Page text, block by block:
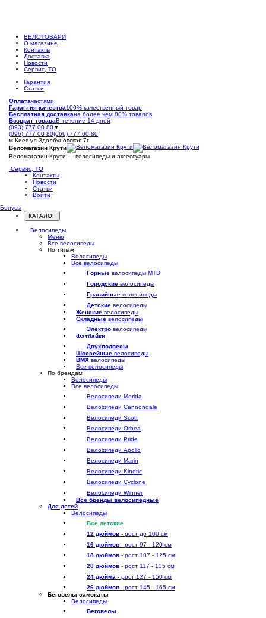
ВЕЛОТОВАРИ
О магазине
Контакты
Доставка
Новости
Сервис, ТО
Гарантия
Статьи
Оплатачастями
Гарантия качества100% качественный товар
Бесплатная доставкана более чем 80% товаров
Возврат товараВ течение 14 дней
(093) 777 00 80▼
(096) 777 00 80(066) 777 00 80
м.Киев ул.Здолбуновская 7г
Веломагазин Крути
Веломагазин Крути — велосипеды и аксессуары
Сервис, ТО
Контакты
Новости
Статьи
Войти
Бонусы
КАТАЛОГ
Открыть
меню
Велосипеды
Меню
Все велосипеды
По типам
Велосипеды
Все велосипеды
Горные велосипеды MTB
Городские велосипеды
Гравийные велосипеды
Детские велосипеды
Женские велосипеды
Складные велосипеды
Электро велосипеды
Фэтбайки
Двухподвесы
Шоссейные велосипеды
BMX велосипеды
Все велосипеды
По брендам
Велосипеды
Все велосипеды
Велосипеди Merida
Велосипеди Cannondale
Велосипеди Scott
Велосипеди Orbea
Велосипеди Pride
Велосипеди Apollo
Велосипеди Marin
Велосипеди Kinetic
Велосипеди Cyclone
Велосипеди Winner
Все бренды велосипедные
Для детей
Велосипеды
Все детские
12 дюймов - рост до 100 см
16 дюймов - рост 97 - 120 см
18 дюймов - рост 107 - 125 см
20 дюймов - рост 117 - 135 см
24 дюйма - рост 127 - 150 см
26 дюймов - рост 145 - 165 см
Беговелы самокаты
Велосипеды
Беговелы